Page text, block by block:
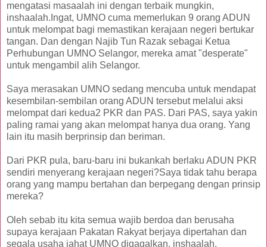
mengatasi masaalah ini dengan terbaik mungkin,
inshaalah.Ingat, UMNO cuma memerlukan 9 orang ADUN
untuk melompat bagi memastikan kerajaan negeri bertukar
tangan. Dan dengan Najib Tun Razak sebagai Ketua
Perhubungan UMNO Selangor, mereka amat "desperate"
untuk mengambil alih Selangor.
Saya merasakan UMNO sedang mencuba untuk mendapat
kesembilan-sembilan orang ADUN tersebut melalui aksi
melompat dari kedua2 PKR dan PAS. Dari PAS, saya yakin
paling ramai yang akan melompat hanya dua orang. Yang
lain itu masih berprinsip dan beriman.
Dari PKR pula, baru-baru ini bukankah berlaku ADUN PKR
sendiri menyerang kerajaan negeri?Saya tidak tahu berapa
orang yang mampu bertahan dan berpegang dengan prinsip
mereka?
Oleh sebab itu kita semua wajib berdoa dan berusaha
supaya kerajaan Pakatan Rakyat berjaya dipertahan dan
segala usaha jahat UMNO digagalkan, inshaalah.